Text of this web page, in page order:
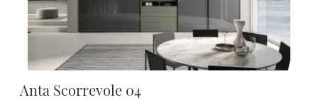
Anta Scorrevole 04